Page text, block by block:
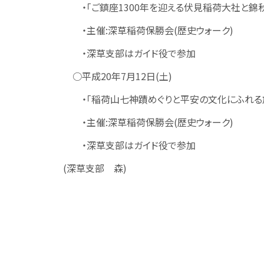
・「ご鎮座1300年を迎える伏見稲荷大社と錦
・主催:深草稲荷保勝会(歴史ウォーク)
・深草支部はガイド役で参加
○平成20年7月12日(土)
・「稲荷山七神蹟めぐりと平安の文化にふれる
・主催:深草稲荷保勝会(歴史ウォーク)
・深草支部はガイド役で参加
(深草支部 森)